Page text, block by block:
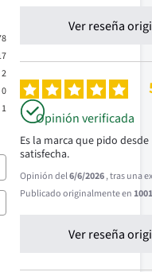
2
0
1
Ver reseña
Opinión verificada
Es la marca que pido
satisfecha.
Opinión del6/6/2026, tras una
Publicado originalmente en
Ver reseña